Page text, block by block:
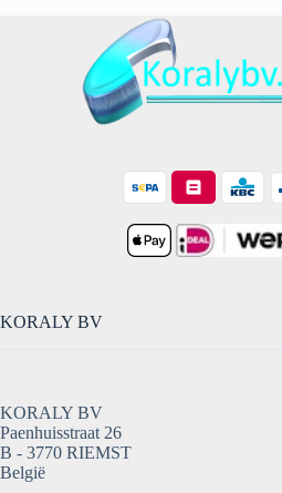
KORALY BV
KORALY BV
Paenhuisstraat 26
B - 3770 RIEMST
België